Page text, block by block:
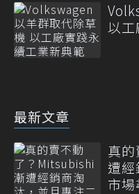
以
最新文章
真
遭
市場